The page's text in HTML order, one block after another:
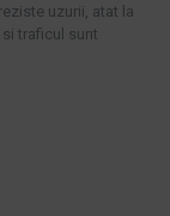
uzurii, atat la
traficul sunt